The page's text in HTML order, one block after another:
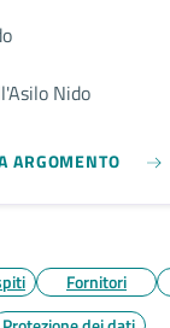
Nido
ARGOMENTO
Fornitori